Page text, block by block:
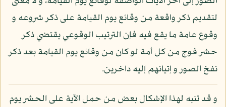
لتقديم ذكر واقعة من وقائع يوم القيامة على ذكر شروعه و
وقوع عامة ما يقع فيه فإن الترتيب الوقوعي يقتضي ذكر
حشر فوج من كل أمة لو كان من وقائع يوم القيامة بعد ذكر
نفخ الصور و إتيانهم إليه داخرين.
و قد تنبه لهذا الإشكال بعض من حمل الآية على الحشر يوم